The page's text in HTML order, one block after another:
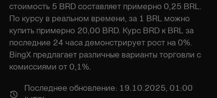
стоимость 5 BRD составляет примерно 0,25 BRL.
По курсу в реальном времени, за 1 BRL можно
купить примерно 20,00 BRD. Курс BRD к BRL за
последние 24 часа демонстрирует рост на 0%.
BingX предлагает различные варианты торговли с
комиссиями от 0,1%.
Последнее обновление: 19.10.2025, 01:00